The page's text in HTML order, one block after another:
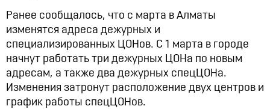
Ранее сообщалось, что с марта в Алматы
изменятся адреса дежурных и
специализированных ЦОНов. С 1 марта в городе
начнут работать три дежурных ЦОНа по новым
адресам, а также два дежурных спецЦОНа.
Изменения затронут расположение двух центров и
график работы спецЦОНов.